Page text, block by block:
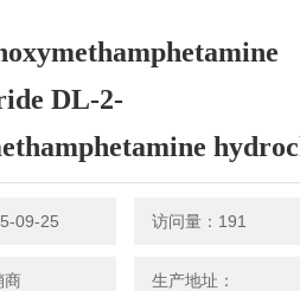
DL-2-
09-25 访问量：191
商 生产地址：